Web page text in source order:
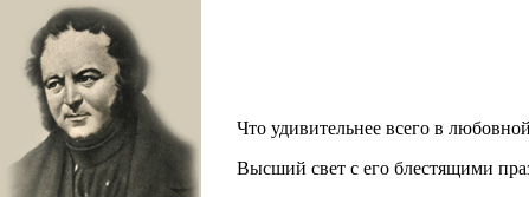
Что удивительнее всего в
Высший свет с его блестящими